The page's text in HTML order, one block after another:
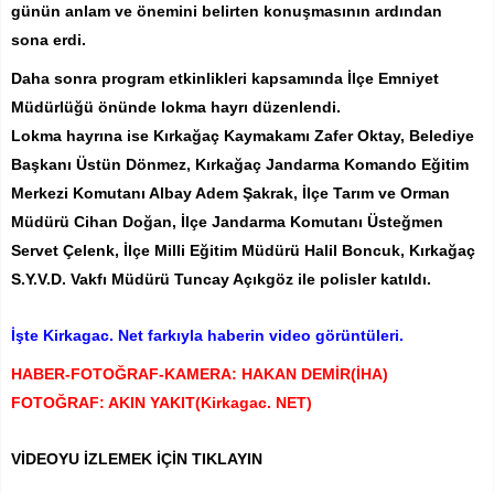
günün anlam ve önemini belirten konuşmasının ardından
sona erdi.
Daha sonra program etkinlikleri kapsamında İlçe Emniyet
Müdürlüğü önünde lokma hayrı düzenlendi.
Lokma hayrına ise Kırkağaç Kaymakamı Zafer Oktay, Belediye
Başkanı Üstün Dönmez, Kırkağaç Jandarma Komando Eğitim
Merkezi Komutanı Albay Adem Şakrak, İlçe Tarım ve Orman
Müdürü Cihan Doğan, İlçe Jandarma Komutanı Üsteğmen
Servet Çelenk, İlçe Milli Eğitim Müdürü Halil Boncuk, Kırkağaç
S.Y.V.D. Vakfı Müdürü Tuncay Açıkgöz ile polisler katıldı.
İşte Kirkagac. Net farkıyla haberin video görüntüleri.
HABER-FOTOĞRAF-KAMERA: HAKAN DEMİR(İHA)
FOTOĞRAF: AKIN YAKIT(Kirkagac. NET)
VİDEOYU İZLEMEK İÇİN TIKLAYIN